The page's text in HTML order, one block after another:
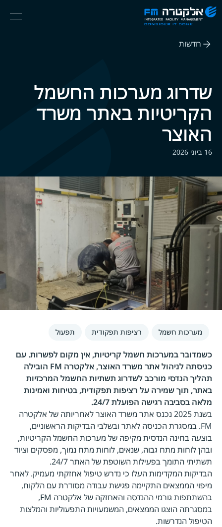
Skip
the
אלקטרה
Menu
חדשות
שדרוג מערכות החשמל
הקריטיות באתר משרד
האוצר
16 ביוני 2026
מערכות חשמל רציפות תפקודית תפעול
כשמדובר במערכות חשמל קריטיות, אין מקום לפשרות. עם
כניסתה לניהול אתר משרד האוצר, אלקטרה FM הובילה
תהליך הנדסי מורכב לשדרוג תשתיות החשמל המרכזיות
באתר, תוך שמירה על רציפות תפקודית, בטיחות ואמינות
מלאה בסביבה רגישה הפועלת 24/7.
בשנת 2025 נכנס אתר משרד האוצר לאחריותה של אלקטרה
FM. במסגרת הכניסה לאתר ובשלבי הבדיקות הראשוניים,
בוצעה בחינה הנדסית מקיפה של מערכות החשמל הקריטיות,
ובהן לוחות מתח גבוה, שנאים, לוחות מתח נמוך, מפסקים וציוד
תשתיתי התומך בפעילות השוטפת של האתר 24/7.
הבדיקות המקדימות העלו כי נדרש טיפול אחזקתי מעמיק. לאחר
מיפוי הממצאים התקיימה פגישת עבודה מסודרת עם הלקוח,
בהשתתפות גורמי ההנדסה והאחזקה של אלקטרה FM,
במסגרתה הוצגו הממצאים, המשמעויות התפעוליות והמלצות
הטיפול הנדרשות.